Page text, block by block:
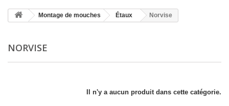
Montage de mouches Étaux Norvise
NORVISE
Il n'y a aucun produit dans cette catégorie.